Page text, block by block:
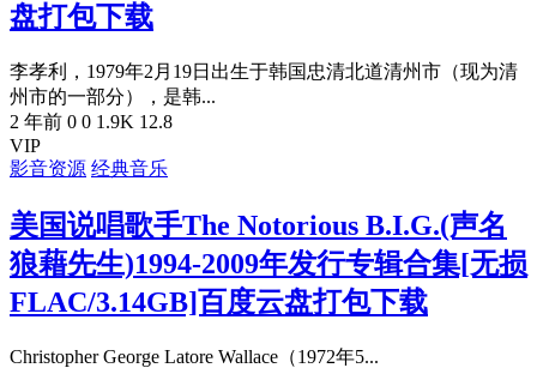
盘打包下载
李孝利，1979年2月19日出生于韩国忠清北道清州市（现为清
州市的一部分），是韩...
2 年前 0 0 1.9K 12.8
VIP
影音资源 经典音乐
美国说唱歌手The Notorious B.I.G.(声名
狼藉先生)1994-2009年发行专辑合集[无损
FLAC/3.14GB]百度云盘打包下载
Christopher George Latore Wallace（1972年5...